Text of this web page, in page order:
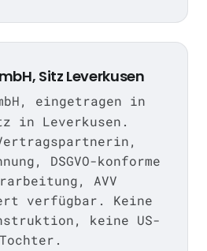
Sitz Leverkusen
eingetragen in
in Leverkusen.
DSGVO-konforme
AVV
verfügbar. Keine
keine US-
Tochter.